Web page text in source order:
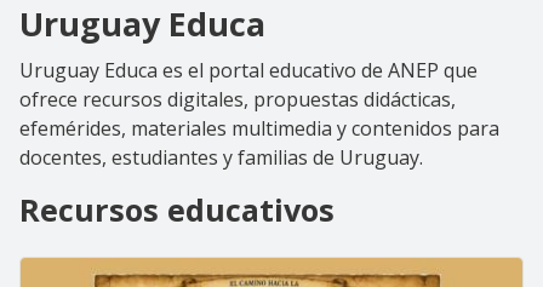
Uruguay Educa
Uruguay Educa es el portal educativo de ANEP que
ofrece recursos digitales, propuestas didácticas,
efemérides, materiales multimedia y contenidos para
docentes, estudiantes y familias de Uruguay.
Recursos educativos